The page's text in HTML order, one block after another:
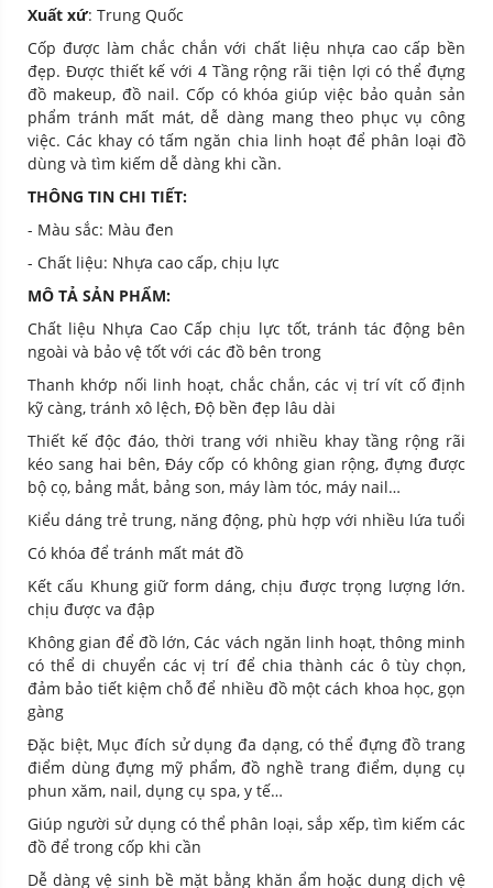
Xuất xứ: Trung Quốc
Cốp được làm chắc chắn với chất liệu nhựa cao cấp bền
đẹp. Được thiết kế với 4 Tầng rộng rãi tiện lợi có thể đựng
đồ makeup, đồ nail. Cốp có khóa giúp việc bảo quản sản
phẩm tránh mất mát, dễ dàng mang theo phục vụ công
việc. Các khay có tấm ngăn chia linh hoạt để phân loại đồ
dùng và tìm kiếm dễ dàng khi cần.
THÔNG TIN CHI TIẾT:
- Màu sắc: Màu đen
- Chất liệu: Nhựa cao cấp, chịu lực
MÔ TẢ SẢN PHẨM:
Chất liệu Nhựa Cao Cấp chịu lực tốt, tránh tác động bên
ngoài và bảo vệ tốt với các đồ bên trong
Thanh khớp nối linh hoạt, chắc chắn, các vị trí vít cố định
kỹ càng, tránh xô lệch, Độ bền đẹp lâu dài
Thiết kế độc đáo, thời trang với nhiều khay tầng rộng rãi
kéo sang hai bên, Đáy cốp có không gian rộng, đựng được
bộ cọ, bảng mắt, bảng son, máy làm tóc, máy nail…
Kiểu dáng trẻ trung, năng động, phù hợp với nhiều lứa tuổi
Có khóa để tránh mất mát đồ
Kết cấu Khung giữ form dáng, chịu được trọng lượng lớn.
chịu được va đập
Không gian để đồ lớn, Các vách ngăn linh hoạt, thông minh
có thể di chuyển các vị trí để chia thành các ô tùy chọn,
đảm bảo tiết kiệm chỗ để nhiều đồ một cách khoa học, gọn
gàng
Đặc biệt, Mục đích sử dụng đa dạng, có thể đựng đồ trang
điểm dùng đựng mỹ phẩm, đồ nghề trang điểm, dụng cụ
phun xăm, nail, dụng cụ spa, y tế…
Giúp người sử dụng có thể phân loại, sắp xếp, tìm kiếm các
đồ để trong cốp khi cần
Dễ dàng vệ sinh bề mặt bằng khăn ẩm hoặc dung dịch vệ